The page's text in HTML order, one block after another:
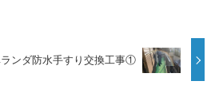
ンダ防水手すり交換工事①